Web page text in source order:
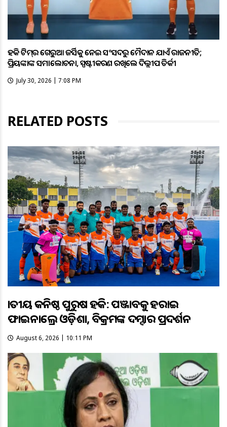
ହକି ଟିମ୍‌ର ଗେରୁଆ ଜର୍ସିକୁ ନେଇ ସଂସଦରୁ ମୈଦାନ ଯାଏଁ ରାଜନୀତି;
ପ୍ରିୟଙ୍କାଙ୍କ ସମାଲୋଚନା, ସ୍ପଷ୍ଟୀକରଣ ରଖିଲେ ଦିଲ୍ଲୀପ ତିର୍କୀ
July 30, 2026 | 7:08 PM
RELATED POSTS
ଜାତୀୟ କନିଷ୍ଠ ପୁରୁଷ ହକି: ପଞ୍ଜାବକୁ ହରାଇ
ଫାଇନାଲ୍ରେ ଓଡ଼ିଶା, ବିକ୍ରମଙ୍କ ଦମ୍ଦାର ପ୍ରଦର୍ଶନ
August 6, 2026 | 10:11 PM